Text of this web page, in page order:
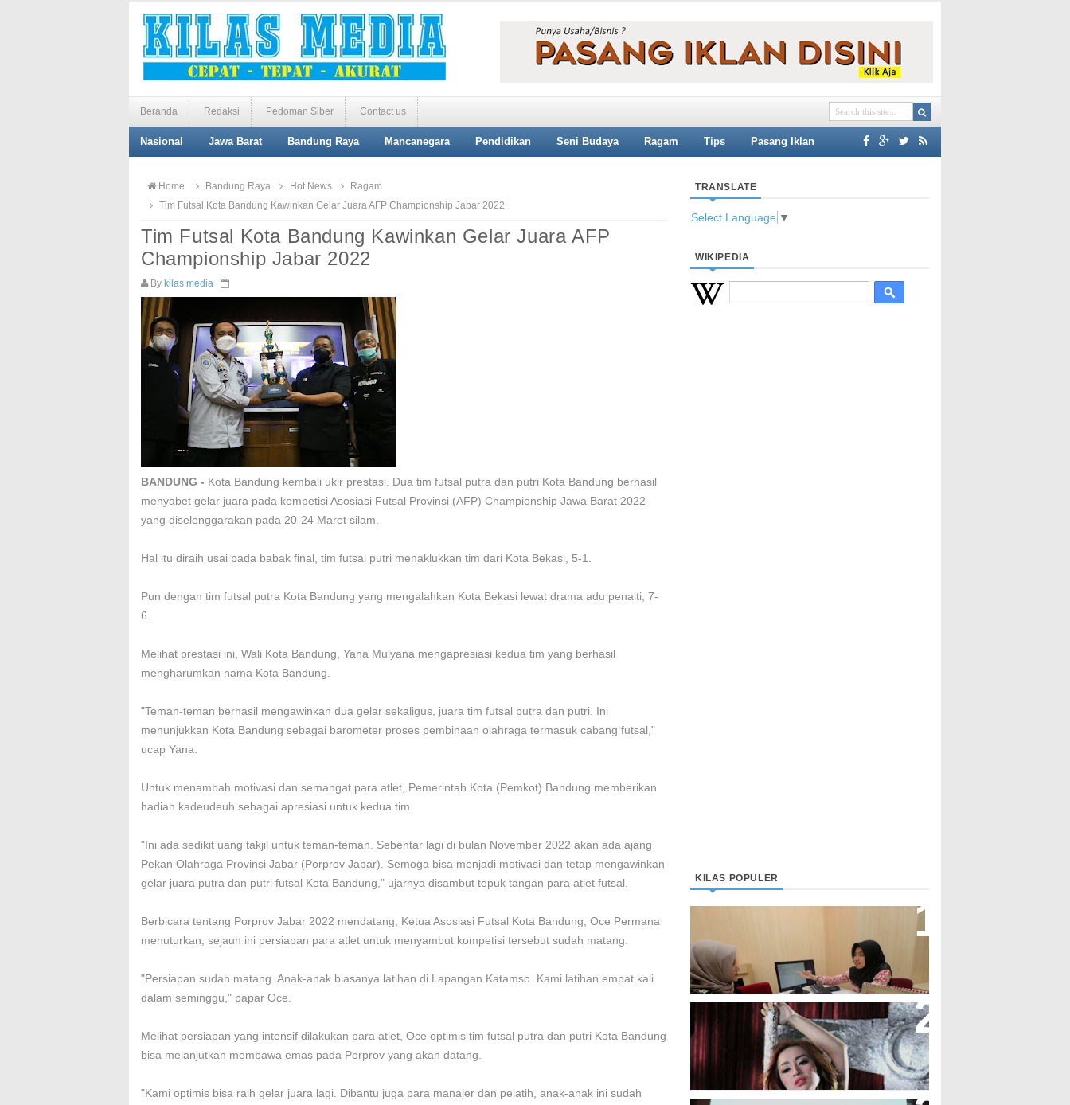
Beranda Redaksi Pedoman Siber Contact us
Nasional Jawa Barat Bandung Raya Mancanegara Pendidikan Seni Budaya Ragam Tips Pasang Iklan
Home Bandung Raya Hot News
Ragam
Tim Futsal Kota Bandung Kawinkan Gelar Juara AFP Championship Jabar 2022
Tim Futsal Kota Bandung Kawinkan Gelar Juara AFP
Championship Jabar 2022
By kilas media
BANDUNG - Kota Bandung kembali ukir prestasi. Dua tim futsal putra dan putri Kota Bandung berhasil
menyabet gelar juara pada kompetisi Asosiasi Futsal Provinsi (AFP) Championship Jawa Barat 2022
yang diselenggarakan pada 20-24 Maret silam.
Hal itu diraih usai pada babak final, tim futsal putri menaklukkan tim dari Kota Bekasi, 5-1.
Pun dengan tim futsal putra Kota Bandung yang mengalahkan Kota Bekasi lewat drama adu penalti, 7-
6.
Melihat prestasi ini, Wali Kota Bandung, Yana Mulyana mengapresiasi kedua tim yang berhasil
mengharumkan nama Kota Bandung.
"Teman-teman berhasil mengawinkan dua gelar sekaligus, juara tim futsal putra dan putri. Ini
menunjukkan Kota Bandung sebagai barometer proses pembinaan olahraga termasuk cabang futsal,"
ucap Yana.
Untuk menambah motivasi dan semangat para atlet, Pemerintah Kota (Pemkot) Bandung memberikan
hadiah kadeudeuh sebagai apresiasi untuk kedua tim.
"Ini ada sedikit uang takjil untuk teman-teman. Sebentar lagi di bulan November 2022 akan ada ajang
Pekan Olahraga Provinsi Jabar (Porprov Jabar). Semoga bisa menjadi motivasi dan tetap mengawinkan
gelar juara putra dan putri futsal Kota Bandung," ujarnya disambut tepuk tangan para atlet futsal.
Berbicara tentang Porprov Jabar 2022 mendatang, Ketua Asosiasi Futsal Kota Bandung, Oce Permana
menuturkan, sejauh ini persiapan para atlet untuk menyambut kompetisi tersebut sudah matang.
"Persiapan sudah matang. Anak-anak biasanya latihan di Lapangan Katamso. Kami latihan empat kali
dalam seminggu," papar Oce.
Melihat persiapan yang intensif dilakukan para atlet, Oce optimis tim futsal putra dan putri Kota Bandung
bisa melanjutkan membawa emas pada Porprov yang akan datang.
"Kami optimis bisa raih gelar juara lagi. Dibantu juga para manajer dan pelatih, anak-anak ini sudah
TRANSLATE
Select Language ▼
WIKIPEDIA
KILAS POPULER
Keuangan Syariah Di Indonesia
Meningkat
Cupi Cupita Luncurkan Single
“Yo Uwis”